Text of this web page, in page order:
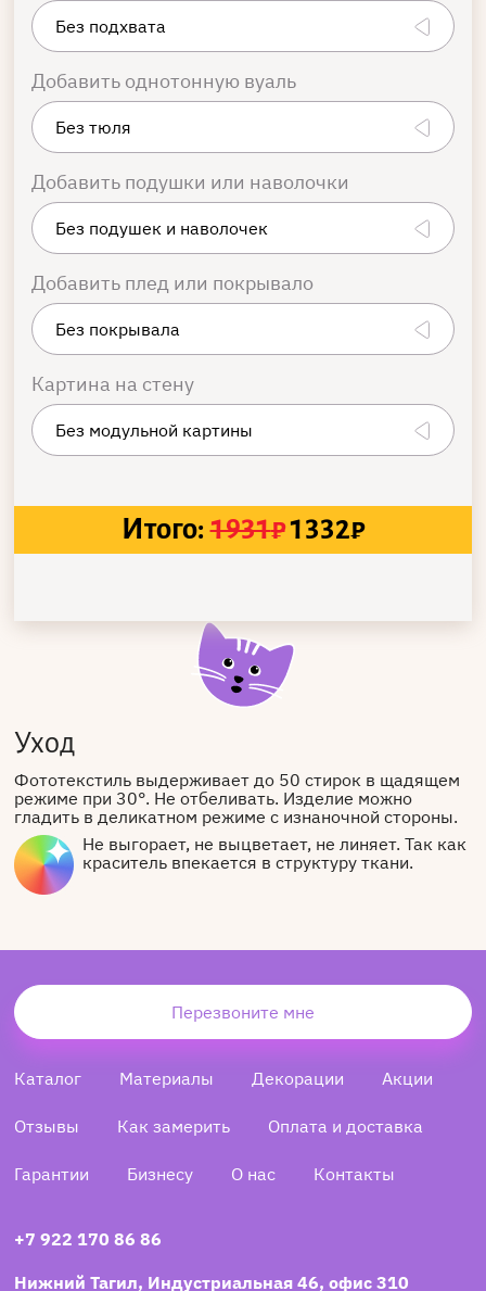
Добавить однотонную вуаль
Добавить подушки или наволочки
Добавить плед или покрывало
Картина на стену
Итого: 1931₽1332₽
Уход
Фототекстиль выдерживает до 50 стирок в щадящем
режиме при 30°. Не отбеливать. Изделие можно
гладить в деликатном режиме с изнаночной стороны.
Не выгорает, не выцветает, не линяет. Так как
краситель впекается в структуру ткани.
Перезвоните мне
Каталог Материалы Декорации Акции
Отзывы Как замерить Оплата и доставка
Гарантии Бизнесу О нас Контакты
+7 922 170 86 86
Нижний Тагил, Индустриальная 46, офис 310